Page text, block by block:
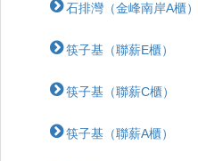
石排灣（金峰南岸A櫃）
筷子基（聯薪E櫃）
筷子基（聯薪C櫃）
筷子基（聯薪A櫃）